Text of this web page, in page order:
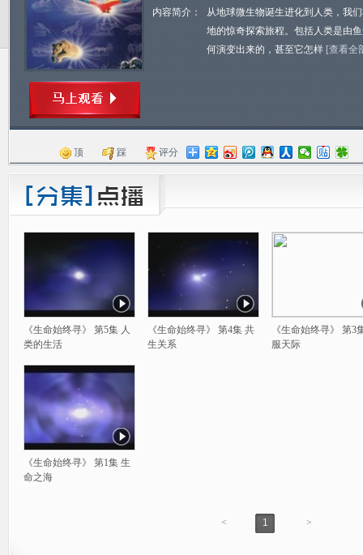
内容简介：
从地球微生物诞生进化到人类，我
地的惊奇探索旅程。包括人类是由
何演变出来的，甚至它怎样 [查看全
顶 踩 评分
《生命始终寻》 第5集 人
类的生活
《生命始终寻》 第4集 共
生关系
《生命始终寻》 第3
服天际
《生命始终寻》 第1集 生
命之海
< 1 >